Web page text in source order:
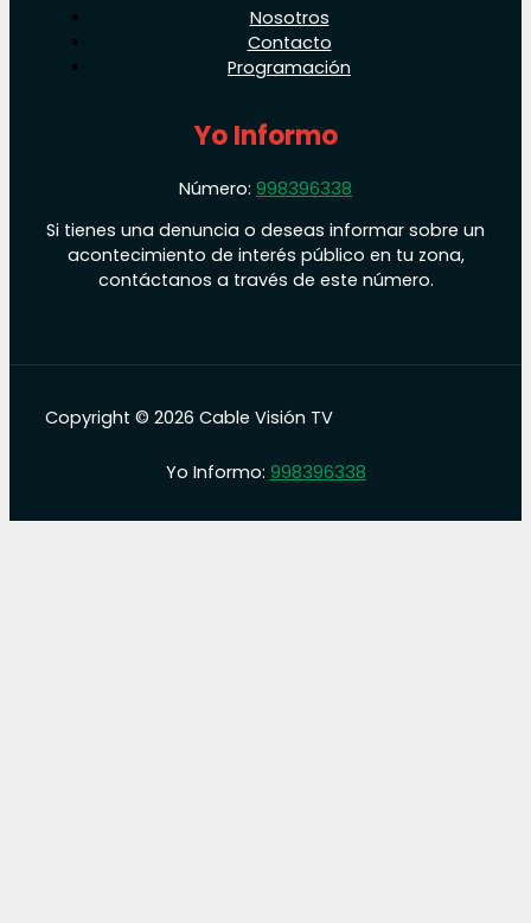
Nosotros
Contacto
Programación
Yo Informo
Número: 998396338
Si tienes una denuncia o deseas informar sobre un
acontecimiento de interés público en tu zona,
contáctanos a través de este número.
Copyright © 2026 Cable Visión TV
Yo Informo: 998396338